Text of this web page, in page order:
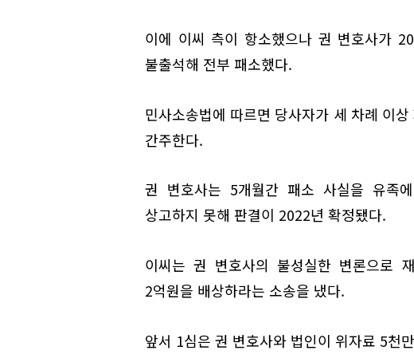
이에 이씨 측이 항소했으나 권 변호사가
불출석해 전부 패소했다.
민사소송법에 따르면 당사자가 세 차례 이
간주한다.
권 변호사는 5개월간 패소 사실을 유족
상고하지 못해 판결이 2022년 확정됐다.
이씨는 권 변호사의 불성실한 변론으로
2억원을 배상하라는 소송을 냈다.
앞서 1심은 권 변호사와 법인이 위자료 5천